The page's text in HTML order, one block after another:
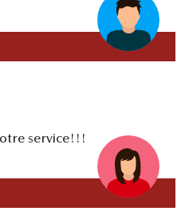
service!!!